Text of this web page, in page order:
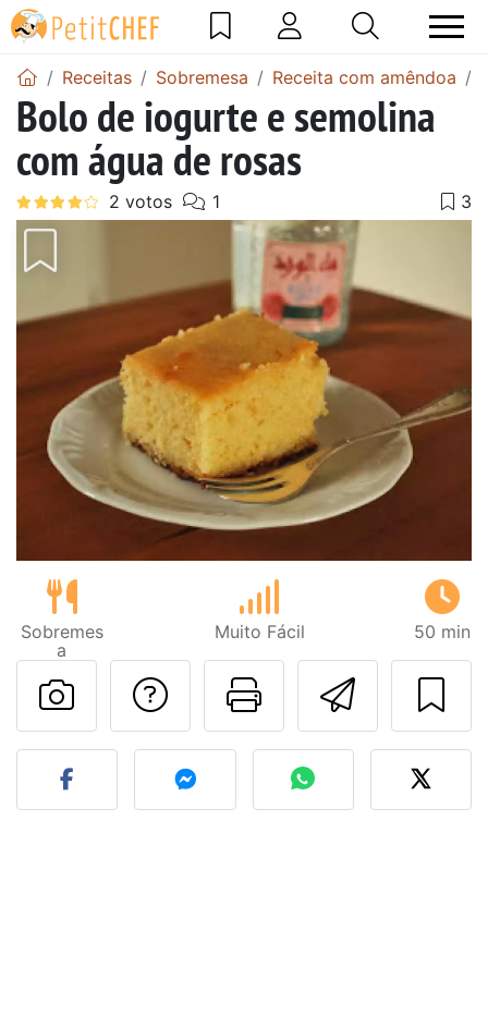
Receitas Sobremesa Receita com amêndoa
Bolo de iogurte e semolina
com água de rosas
Sobremes
a
Muito Fácil 50 min
Imprima
Falar com o autor
Fez esta receita?